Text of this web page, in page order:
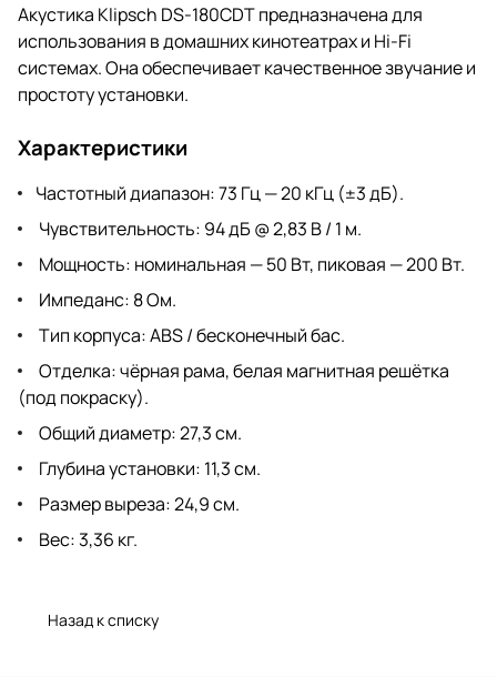
Акустика Klipsch DS-180CDT предназначена для
использования в домашних кинотеатрах и Hi-Fi
системах. Она обеспечивает качественное звучание и
простоту установки.
Характеристики
Частотный диапазон: 73 Гц — 20 кГц (±3 дБ).
Чувствительность: 94 дБ @ 2,83 В / 1 м.
Мощность: номинальная — 50 Вт, пиковая — 200 Вт.
Импеданс: 8 Ом.
Тип корпуса: ABS / бесконечный бас.
Отделка: чёрная рама, белая магнитная решётка
(под покраску).
Общий диаметр: 27,3 см.
Глубина установки: 11,3 см.
Размер выреза: 24,9 см.
Вес: 3,36 кг.
Назад к списку